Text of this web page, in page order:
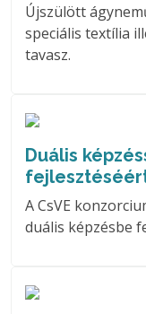
Újszülött
speciális textília
tavasz.
Duális
A CsVE
duális képzésbe